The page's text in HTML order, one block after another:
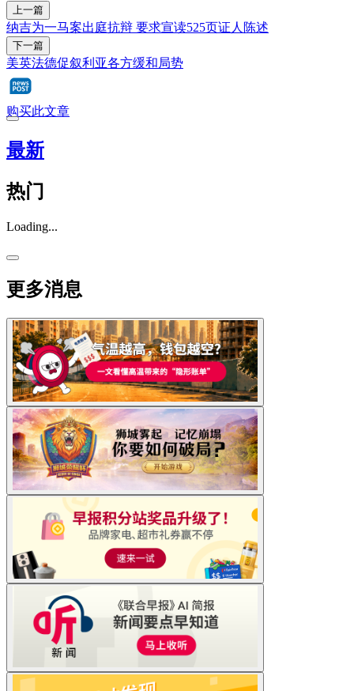
上一篇
纳吉为一马案出庭抗辩 要求宣读525页证人陈述
下一篇
美英法德促叙利亚各方缓和局势
购买此文章
最新
热门
Loading...
更多消息